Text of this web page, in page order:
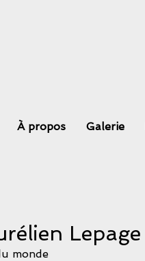
À propos Galerie
Lepage
monde